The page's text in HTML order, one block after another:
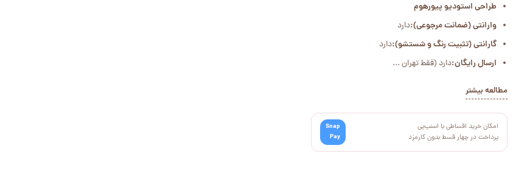
طراحی استودیو پیورهوم
وارانتی (ضمانت مرجوعی):دارد
گارانتی (تثبیت رنگ و شستشو):دارد
ارسال رایگان:دارد (فقط تهران ...
مطالعه بیشتر
امکان خرید اقساطی با اسنپ‌پی
پرداخت در چهار قسط بدون کارمزد
Snap
Pay